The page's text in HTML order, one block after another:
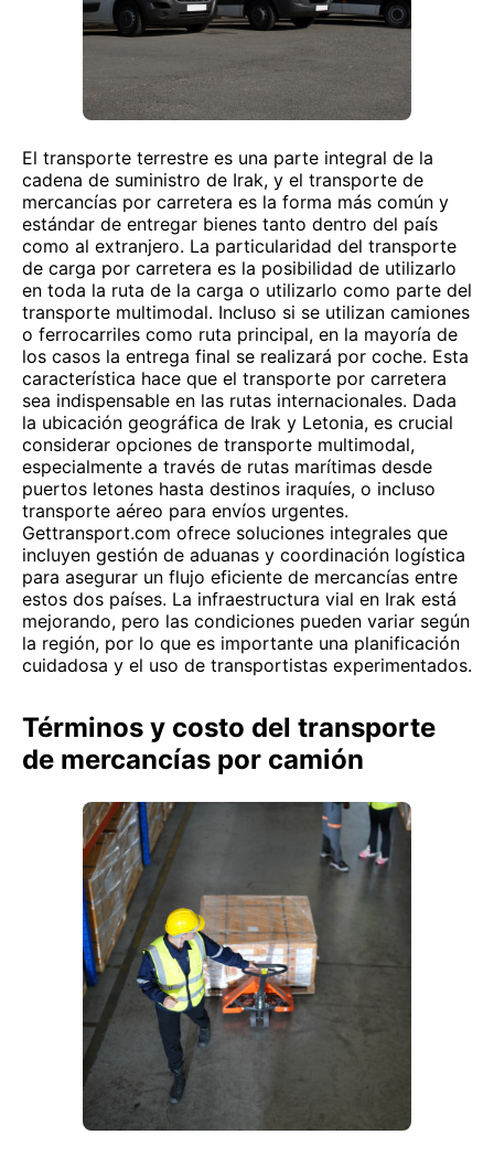
El transporte terrestre es una parte integral de la
cadena de suministro de Irak, y el transporte de
mercancías por carretera es la forma más común y
estándar de entregar bienes tanto dentro del país
como al extranjero. La particularidad del transporte
de carga por carretera es la posibilidad de utilizarlo
en toda la ruta de la carga o utilizarlo como parte del
transporte multimodal. Incluso si se utilizan camiones
o ferrocarriles como ruta principal, en la mayoría de
los casos la entrega final se realizará por coche. Esta
característica hace que el transporte por carretera
sea indispensable en las rutas internacionales. Dada
la ubicación geográfica de Irak y Letonia, es crucial
considerar opciones de transporte multimodal,
especialmente a través de rutas marítimas desde
puertos letones hasta destinos iraquíes, o incluso
transporte aéreo para envíos urgentes.
Gettransport.com ofrece soluciones integrales que
incluyen gestión de aduanas y coordinación logística
para asegurar un flujo eficiente de mercancías entre
estos dos países. La infraestructura vial en Irak está
mejorando, pero las condiciones pueden variar según
la región, por lo que es importante una planificación
cuidadosa y el uso de transportistas experimentados.
Términos y costo del transporte
de mercancías por camión